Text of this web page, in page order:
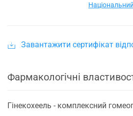
Завантажити сертифікат
Фармакологічні
Гінекохеель - комплексний